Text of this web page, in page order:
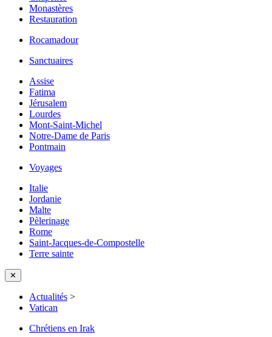
Monastères
Restauration
Rocamadour
Sanctuaires
Assise
Fatima
Jérusalem
Lourdes
Mont-Saint-Michel
Notre-Dame de Paris
Pontmain
Voyages
Italie
Jordanie
Malte
Pèlerinage
Rome
Saint-Jacques-de-Compostelle
Terre sainte
✕
Actualités >
Vatican
Chrétiens en Irak